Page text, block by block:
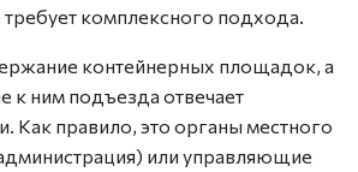
комплексного подхода.
контейнерных площадок, а
к ним подъезда отвечает
Как правило, это органы местного
или управляющие